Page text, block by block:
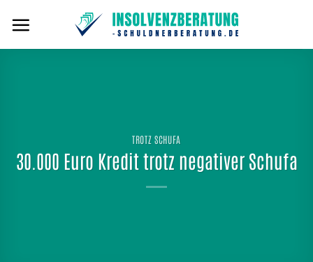
Inhalt
springen
TROTZ SCHUFA
30.000 Euro Kredit trotz negativer Schufa